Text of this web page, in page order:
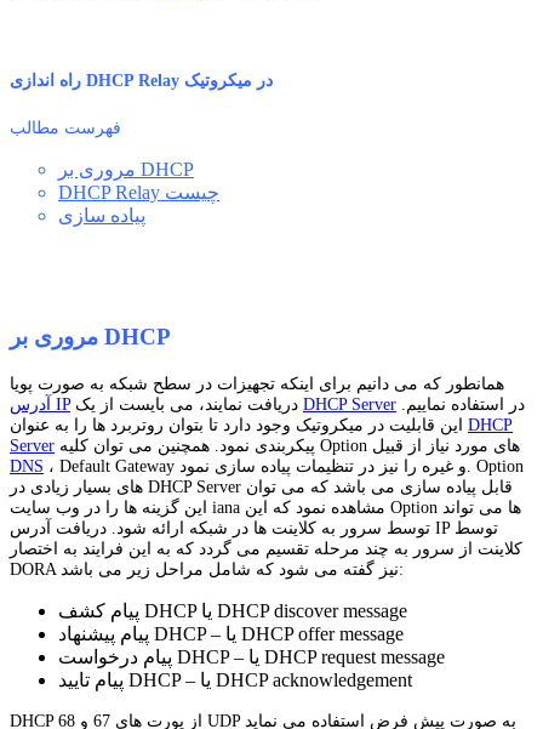
راه اندازی DHCP Relay در میکروتیک
فهرست مطالب
مروری بر DHCP
DHCP Relay چیست
پیاده سازی
مروری بر DHCP
همانطور که می دانیم برای اینکه تجهیزات در سطح شبکه به صورت پویا
آدرس IP
DHCP Server
DHCP
Server
پیکربندی نمود. همچنین می توان کلیه Option های مورد نیاز از قبیل
DNS ، Default Gateway و غیره را نیز در تنظیمات پیاده سازی نمود. Option
های بسیار زیادی در DHCP Server قابل پیاده سازی می باشد که می توان
این گزینه ها را در وب سایت iana مشاهده نمود که این Option ها می تواند
توسط سرور به کلاینت ها در شبکه ارائه شود. دریافت آدرس IP توسط
کلاینت از سرور به چند مرحله تقسیم می گردد که به این فرایند به اختصار
DORA نیز گفته می شود که شامل مراحل زیر می باشد:
پیام کشف DHCP یا DHCP discover message
پیام پیشنهاد DHCP – یا DHCP offer message
پیام درخواست DHCP – یا DHCP request message
پیام تایید DHCP – یا DHCP acknowledgement
DHCP از پورت های 67 و 68 UDP به صورت پیش فرض استفاده می نماید